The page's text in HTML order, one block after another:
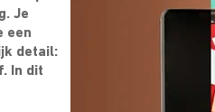
Je
een
detail:
In dit